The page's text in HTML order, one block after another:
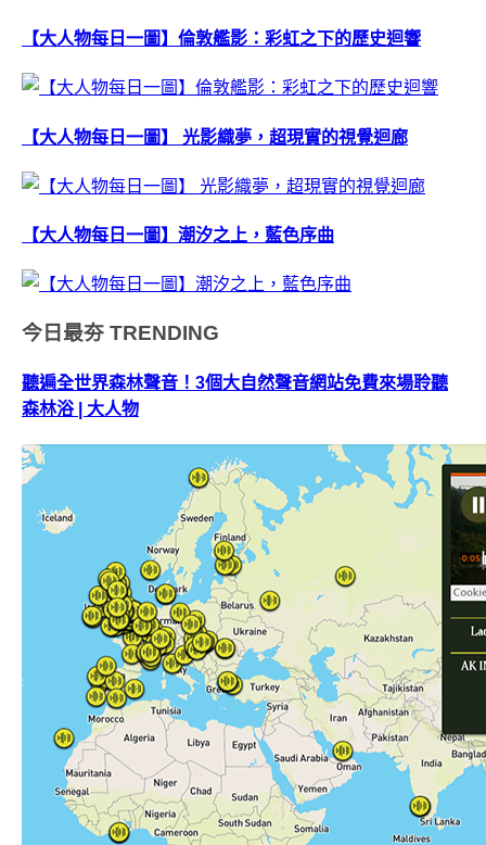
【大人物每日一圖】倫敦艦影：彩虹之下的歷史迴響
【大人物每日一圖】 光影織夢，超現實的視覺迴廊
【大人物每日一圖】潮汐之上，藍色序曲
今日最夯 TRENDING
聽遍全世界森林聲音！3個大自然聲音網站免費來場聆聽
森林浴 | 大人物